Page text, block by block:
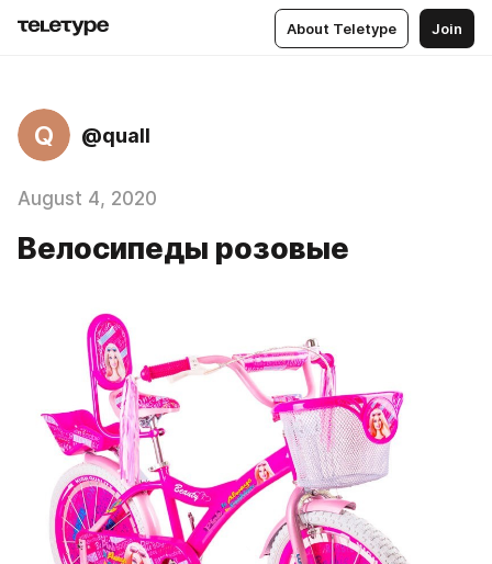
About Teletype Join
Q @quall
August 4, 2020
Велосипеды розовые